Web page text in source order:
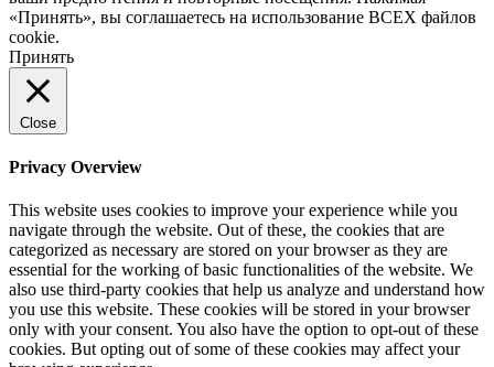
«Принять», вы соглашаетесь на использование ВСЕХ файлов
cookie.
Принять
Close
Privacy Overview
This website uses cookies to improve your experience while you
navigate through the website. Out of these, the cookies that are
categorized as necessary are stored on your browser as they are
essential for the working of basic functionalities of the website. We
also use third-party cookies that help us analyze and understand how
you use this website. These cookies will be stored in your browser
only with your consent. You also have the option to opt-out of these
cookies. But opting out of some of these cookies may affect your